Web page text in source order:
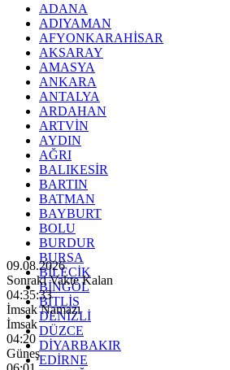
ADANA
ADIYAMAN
AFYONKARAHİSAR
AKSARAY
AMASYA
ANKARA
ANTALYA
ARDAHAN
ARTVİN
AYDIN
AĞRI
BALIKESİR
BARTIN
BATMAN
BAYBURT
BOLU
BURDUR
BURSA
BİLECİK
BİNGÖL
BİTLİS
DENİZLİ
DÜZCE
DİYARBAKIR
EDİRNE
09.08.2026
Sonraki Vakte Kalan
04:35:31
İmsak Namazı
İmsak
04:20
Güneş